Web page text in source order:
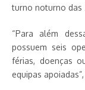
turno noturno das
“Para além
possuem seis
férias, doenças
equipas